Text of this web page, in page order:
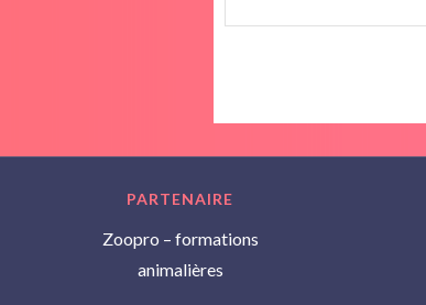
PARTENAIRE
Zoopro – formations
animalières